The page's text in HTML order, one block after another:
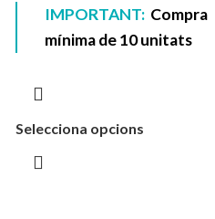
IMPORTANT: Compra
mínima de 10 unitats
Selecciona opcions